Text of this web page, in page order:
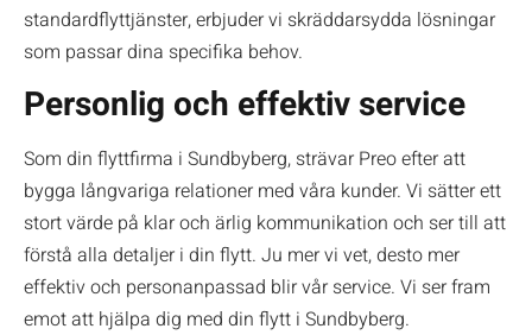
standardflyttjänster, erbjuder vi skräddarsydda lösningar
som passar dina specifika behov.
Personlig och effektiv service
Som din flyttfirma i Sundbyberg, strävar Preo efter att
bygga långvariga relationer med våra kunder. Vi sätter ett
stort värde på klar och ärlig kommunikation och ser till att
förstå alla detaljer i din flytt. Ju mer vi vet, desto mer
effektiv och personanpassad blir vår service. Vi ser fram
emot att hjälpa dig med din flytt i Sundbyberg.